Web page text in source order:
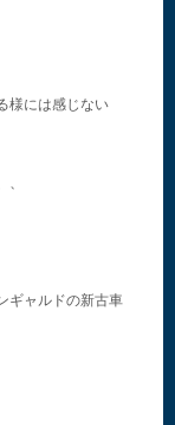
様には感じない
ギャルドの新古車